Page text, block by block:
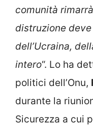
comunità
distruzione
dell’Ucraina,
intero“. Lo ha
politici dell’Onu,
durante la
Sicurezza a cui